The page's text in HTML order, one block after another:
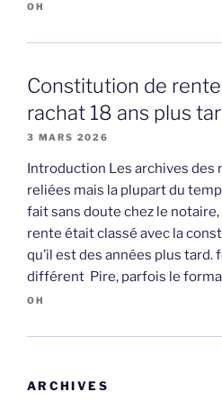
OH
Constitution de
rachat 18 ans plus
3 MARS 2026
Introduction Les archives des
reliées mais la plupart du
fait sans doute chez le notaire,
rente était classé avec la
qu’il est des années plus tard.
différent Pire, parfois le
OH
ARCHIVES